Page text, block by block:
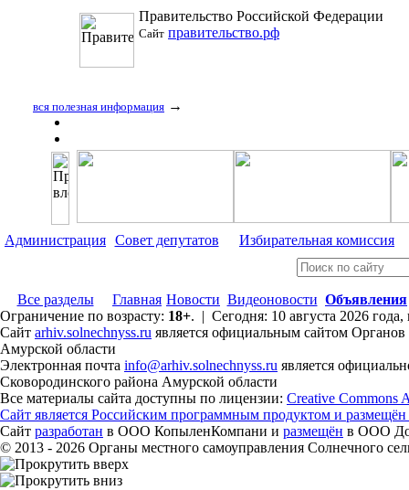
Правительство Российской Федерации
Сайт правительство.рф
вся полезная информация →
Администрация Совет депутатов Избирательная комиссия
Все разделы Главная Новости Видеоновости Объявления
Ограничение по возрасту: 18+. | Сегодня: 10 августа 2026
Сайт arhiv.solnechnyss.ru является официальным сайтом Органов
Амурской области
Электронная почта info@arhiv.solnechnyss.ru является
Сковородинского района Амурской области
Все материалы сайта доступны по лицензии: Creative Commons
Сайт является Российским программным продуктом и
Сайт разработан в ООО КопыленКомпани и размещён в ООО
© 2013 - 2026 Органы местного самоуправления Солнечного